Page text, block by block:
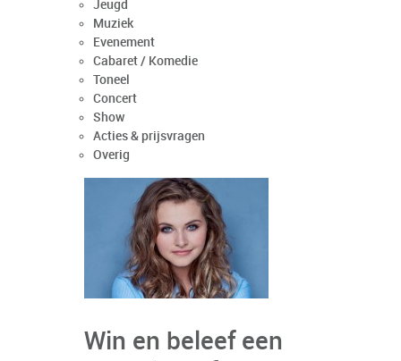
Jeugd
Muziek
Evenement
Cabaret / Komedie
Toneel
Concert
Show
Acties & prijsvragen
Overig
Win en beleef een